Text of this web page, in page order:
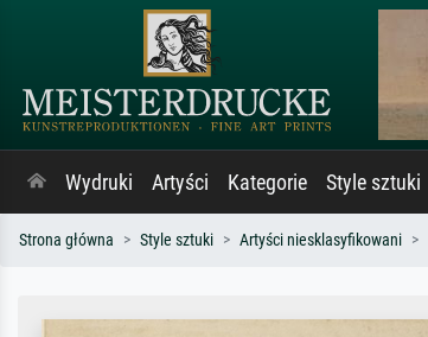
Wydruki Artyści Kategorie Style sztuki
Strona główna Style sztuki Artyści niesklasyfikowani